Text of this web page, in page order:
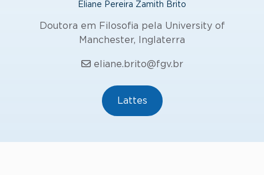
Eliane Pereira Zamith Brito
Doutora em Filosofia pela University of
Manchester, Inglaterra
eliane.brito@fgv.br
Lattes